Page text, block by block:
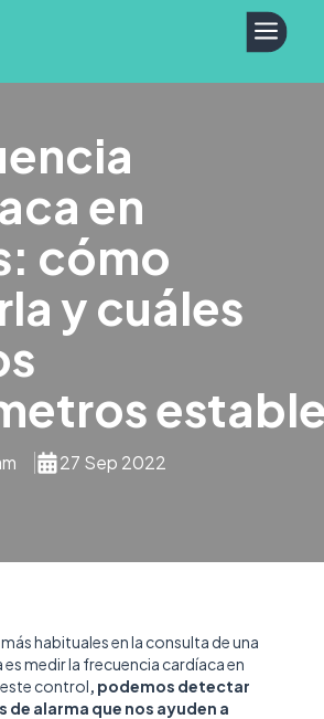
a
en
cómo
y cuáles
27 Sep 2022
habituales en la consulta de una
medir la frecuencia cardíaca en
control, podemos detectar
de alarma que nos ayuden a